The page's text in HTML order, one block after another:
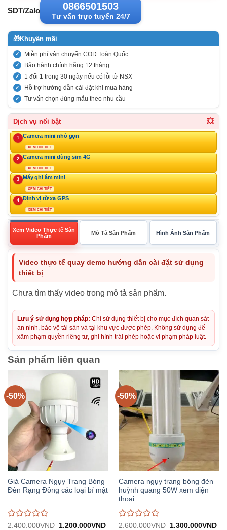
SDT/Zalo 0866501503
Tư vấn trực tuyến 24/7
🎁Khuyến mãi
Miễn phí vận chuyển COD Toàn Quốc
Bảo hành chính hãng 12 tháng
1 đổi 1 trong 30 ngày nếu có lỗi từ NSX
Hỗ trợ hướng dẫn cài đặt khi mua hàng
Tư vấn chọn đúng mẫu theo nhu cầu
Dịch vụ nổi bật 💥
1 Camera mini nhỏ gọn
XEM CHI TIẾT
2 Camera mini dùng sim 4G
XEM CHI TIẾT
3 Máy ghi âm mini
XEM CHI TIẾT
4 Định vị từ xa GPS
XEM CHI TIẾT
Xem Video Thực tế Sản
Phẩm
Mô Tả Sản Phẩm Hình Ảnh Sản Phẩm
Video thực tế quay demo hướng dẫn cài đặt sử dụng
thiết bị
Chưa tìm thấy video trong mô tả sản phẩm.
Lưu ý sử dụng hợp pháp: Chỉ sử dụng thiết bị cho mục đích quan sát
an ninh, bảo vệ tài sản và tại khu vực được phép. Không sử dụng để
xâm phạm quyền riêng tư, ghi hình trái phép hoặc vi phạm pháp luật.
Sản phẩm liên quan
-50%
Giá Camera Ngụy Trang Bóng
Đèn Rạng Đông các loại bí mật
Được
2.400.000VND
Giá
1.200.000VNDGiá
-50%
Camera ngụy trang bóng đèn
huỳnh quang 50W xem điện
thoại
Được
2.600.000VND
Giá
1.300.000VNDGiá